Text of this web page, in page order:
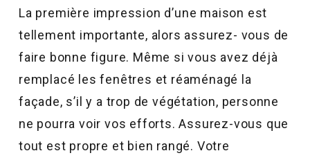
La première impression d’une maison est
tellement importante, alors assurez- vous de
faire bonne figure. Même si vous avez déjà
remplacé les fenêtres et réaménagé la
façade, s’il y a trop de végétation, personne
ne pourra voir vos efforts. Assurez-vous que
tout est propre et bien rangé. Votre